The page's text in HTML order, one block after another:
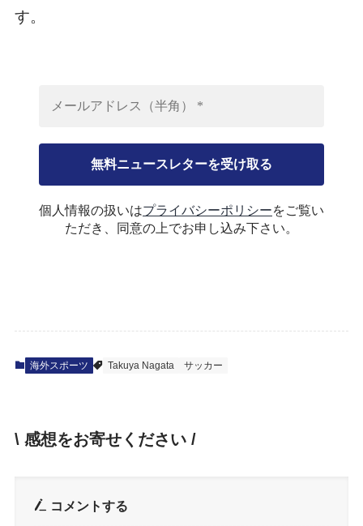
す。
個人情報の扱いはプライバシーポリシーをご覧い
ただき、同意の上でお申し込み下さい。
海外スポーツ Takuya Nagata サッカー
\ 感想をお寄せください /
コメントする